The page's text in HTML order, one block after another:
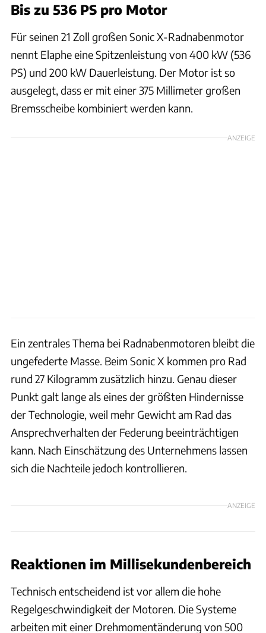
Bis zu 536 PS pro Motor
Für seinen 21 Zoll großen Sonic X-Radnabenmotor
nennt Elaphe eine Spitzenleistung von 400 kW (536
PS) und 200 kW Dauerleistung. Der Motor ist so
ausgelegt, dass er mit einer 375 Millimeter großen
Bremsscheibe kombiniert werden kann.
ANZEIGE
Ein zentrales Thema bei Radnabenmotoren bleibt die
ungefederte Masse. Beim Sonic X kommen pro Rad
rund 27 Kilogramm zusätzlich hinzu. Genau dieser
Punkt galt lange als eines der größten Hindernisse
der Technologie, weil mehr Gewicht am Rad das
Ansprechverhalten der Federung beeinträchtigen
kann. Nach Einschätzung des Unternehmens lassen
sich die Nachteile jedoch kontrollieren.
ANZEIGE
Reaktionen im Millisekundenbereich
Technisch entscheidend ist vor allem die hohe
Regelgeschwindigkeit der Motoren. Die Systeme
arbeiten mit einer Drehmomentänderung von 500